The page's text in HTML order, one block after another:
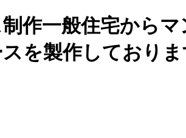
作一般住宅から
を製作しておりま